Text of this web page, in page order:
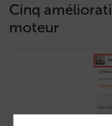
Cinq
moteur